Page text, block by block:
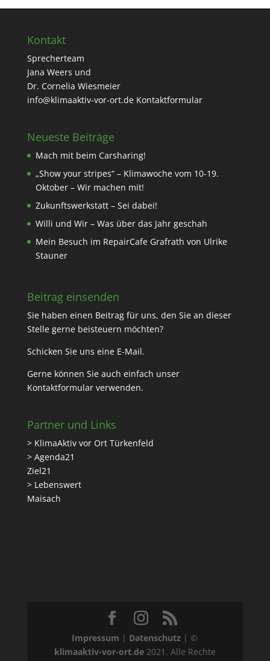
Kontakt
Sprecherteam
Jana Weers und
Dr. Cornelia Wiesmeier
info@klimaaktiv-vor-ort.de Kontaktformular
Neueste Beiträge
Mach mit beim Carsharing!
„Show your stripes“ – Klimawoche vom 10-19.
Oktober – Wir machen mit!
Zukunftswerkstatt – Sei dabei!
Willi und Wir – Was über das Jahr geschah
Mein Besuch im RepairCafe Grafrath von Ulrike
Stauner
Beitrag einsenden
Sie haben einen Beitrag für uns, den Sie an dieser
Stelle gerne beisteuern möchten?
Schicken Sie uns eine E-Mail.
Gerne können Sie auch einfach unser
Kontaktformularverwenden.
Partner und Links
> KlimaAktiv vor Ort Türkenfeld
> Agenda21
Ziel21
> Lebenswert
Maisach
Impressum | Datenschutz | ©
klimaaktiv-vor-ort.de2021. Alle Rechte